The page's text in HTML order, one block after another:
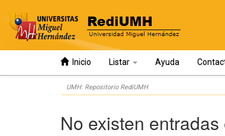
Inicio Listar Ayuda
UMH: Repositorio RediUMH
No existen